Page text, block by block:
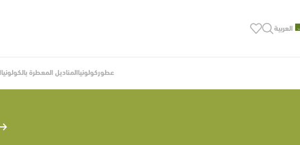
العربية
عطوركولونيا المناديل المعطرة بالكولونيا